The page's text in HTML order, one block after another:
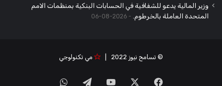
وزير المالية يدعو للشفافية في الحسابات البنكية بمنظمات الامم
المتحدة العاملة بالخرطوم.
2026-08-06
© تسامح نيوز 2022 | مي تكنولوجي
فيسبوك ‫YouTubeتيلقرامواتساب